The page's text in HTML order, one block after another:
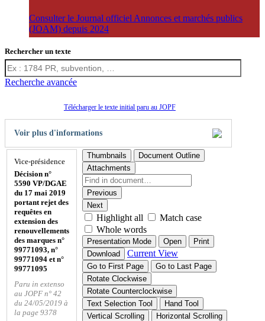
Consulter le Journal officiel Annonces et marchés publics
(JOAM) depuis 2024
Rechercher un texte
Recherche avancée
Télécharger le texte initial paru au JOPF
Voir plus d'informations
Vice-présidence
Décision n°
5590 VP/DGAE
du 17 mai 2019
portant rejet des
requêtes en
extension des
renouvellements
des marques n°
99771093, n°
99771094 et n°
99771095
Paru in extenso
au JOPF n° 42
du 24/05/2019 à
la page 9378
Thumbnails
Document Outline
Attachments
Previous
Next
Highlight all
Match case
Whole words
Presentation Mode Open
Print
Download
Current View
Go to First Page
Go to Last Page
Rotate Clockwise
Rotate Counterclockwise
Text Selection Tool
Hand Tool
Vertical Scrolling
Horizontal Scrolling